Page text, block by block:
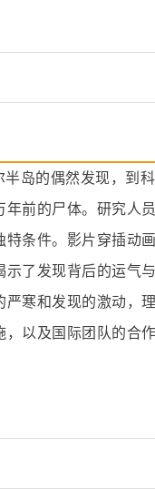
岛的偶然发现，到
年前的尸体。研究人
条件。影片穿插动
了发现背后的运气
严寒和发现的激动，
，以及国际团队的合